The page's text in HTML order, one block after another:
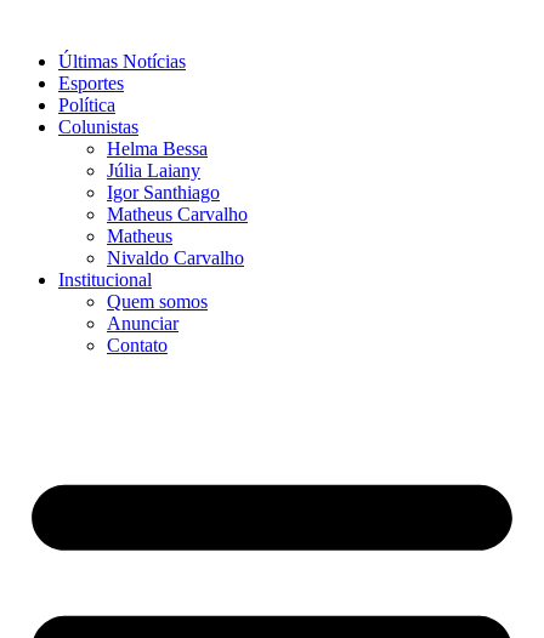
conteúdo
Últimas Notícias
Esportes
Política
Colunistas
Helma Bessa
Júlia Laiany
Igor Santhiago
Matheus Carvalho
Matheus
Nivaldo Carvalho
Institucional
Quem somos
Anunciar
Contato